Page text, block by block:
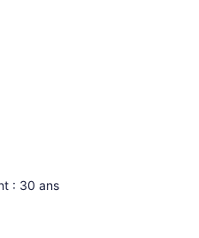
: 30 ans